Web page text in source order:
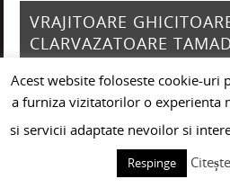
VRAJITOARE
CLARVAZATOARE
NAPOCA
VRAJITOARE GHICITOARE
Acest website foloseste cookie-
a furniza vizitatorilor o experienta
si servicii adaptate nevoilor si
Respinge